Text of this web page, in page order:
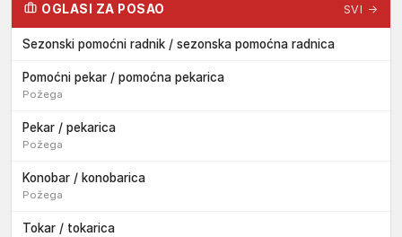
OGLASI ZA POSAO SVI →
Sezonski pomoćni radnik / sezonska pomoćna radnica
Pomoćni pekar / pomoćna pekarica
Požega
Pekar / pekarica
Požega
Konobar / konobarica
Požega
Tokar / tokarica